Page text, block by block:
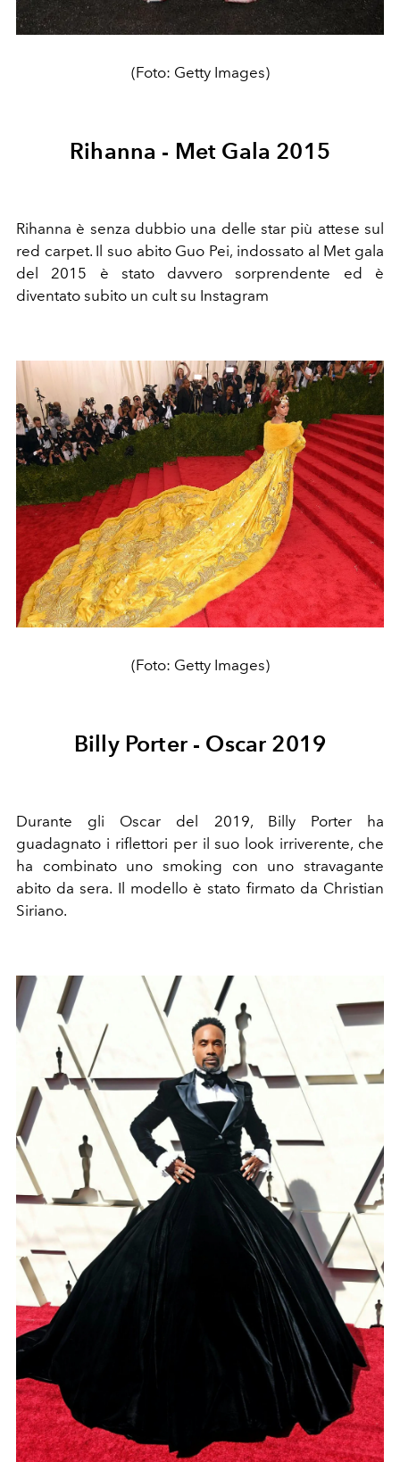
(Foto: Getty Images)
Rihanna - Met Gala 2015
Rihanna è senza dubbio una delle star più attese sul
red carpet. Il suo abito Guo Pei, indossato al Met gala
del 2015 è stato davvero sorprendente ed è
diventato subito un cult su Instagram
(Foto: Getty Images)
Billy Porter - Oscar 2019
Durante gli Oscar del 2019, Billy Porter ha
guadagnato i riflettori per il suo look irriverente, che
ha combinato uno smoking con uno stravagante
abito da sera. Il modello è stato firmato da Christian
Siriano.